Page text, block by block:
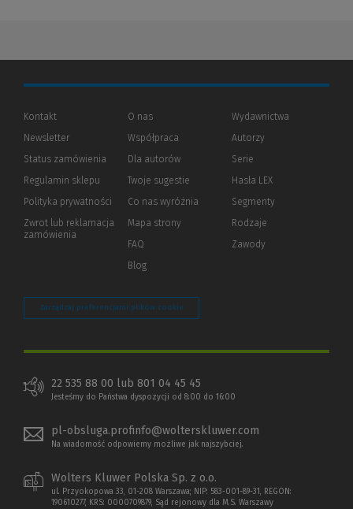
Kontakt
Newsletter
Status zamówienia
Regulamin sklepu
Polityka prywatności (Nowe
(Link
innej
Zwrot lub reklamacja
zamówienia
O nas
Współpraca
Dla autorów(Nowe
(Link
innej
Twoje sugestie
Co nas wyróżnia
Mapa strony
FAQ
Blog
Wydawnictwa
Autorzy
Serie
Hasła LEX
Segmenty
Rodzaje
Zawody
Zarządzaj preferencjami plików cookie
22 535 88 00 lub 801 04 45 45
Jesteśmy do Państwa dyspozycji od 8:00 do 16:00
pl-obsluga.profinfo@wolterskluwer.com
Na wiadomość odpowiemy możliwe jak najszybciej.
Wolters Kluwer Polska Sp. z o.o.
ul. Przyokopowa 33, 01-208 Warszawa; NIP: 583-001-89-31, REGON:
190610277, KRS: 0000709879, Sąd rejonowy dla M.S. Warszawy